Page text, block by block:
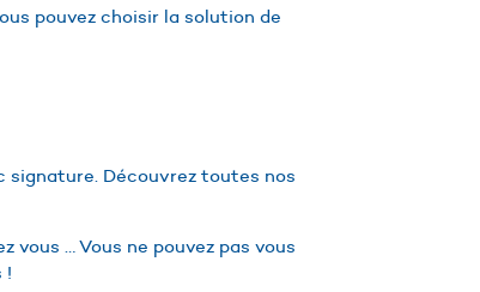
pouvez choisir la solution de
signature. Découvrez toutes nos
… Vous ne pouvez pas vous
!